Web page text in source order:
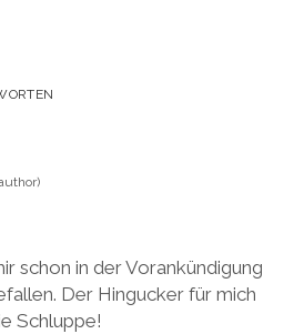
schon in der Vorankündigung
Der Hingucker für mich
Schluppe!